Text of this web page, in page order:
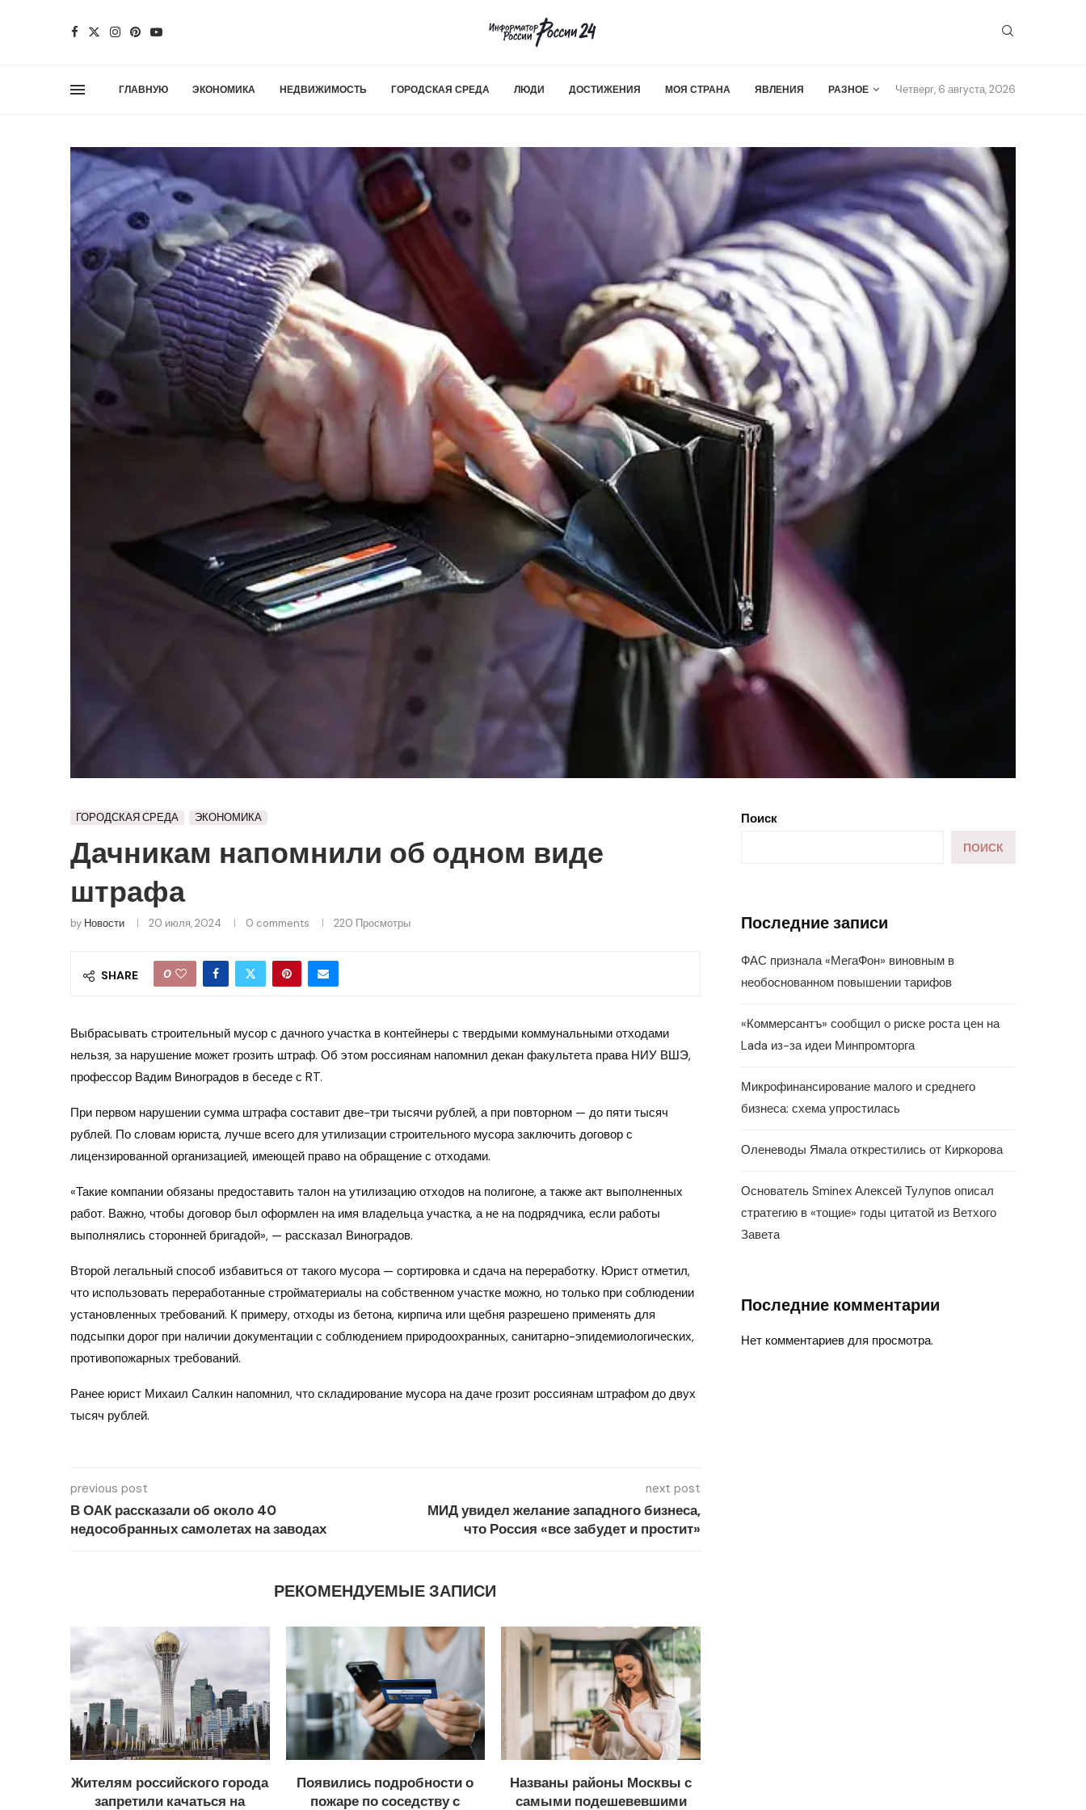
ГЛАВНУЮ ЭКОНОМИКА НЕДВИЖИМОСТЬ ГОРОДСКАЯ СРЕДА ЛЮДИ ДОСТИЖЕНИЯ МОЯ СТРАНА ЯВЛЕНИЯ РАЗНОЕ Четверг, 6 августа, 2026
ГОРОДСКАЯ СРЕДА ЭКОНОМИКА
Дачникам напомнили об одном виде
штрафа
by Новости 20 июля, 2024 0 comments 220 Просмотры
SHARE 0
Выбрасывать строительный мусор с дачного участка в контейнеры с твердыми коммунальными отходами
нельзя, за нарушение может грозить штраф. Об этом россиянам напомнил декан факультета права НИУ ВШЭ,
профессор Вадим Виноградов в беседе с RT.
При первом нарушении сумма штрафа составит две-три тысячи рублей, а при повторном — до пяти тысяч
рублей. По словам юриста, лучше всего для утилизации строительного мусора заключить договор с
лицензированной организацией, имеющей право на обращение с отходами.
«Такие компании обязаны предоставить талон на утилизацию отходов на полигоне, а также акт выполненных
работ. Важно, чтобы договор был оформлен на имя владельца участка, а не на подрядчика, если работы
выполнялись сторонней бригадой», — рассказал Виноградов.
Второй легальный способ избавиться от такого мусора — сортировка и сдача на переработку. Юрист отметил,
что использовать переработанные стройматериалы на собственном участке можно, но только при соблюдении
установленных требований. К примеру, отходы из бетона, кирпича или щебня разрешено применять для
подсыпки дорог при наличии документации с соблюдением природоохранных, санитарно-эпидемиологических,
противопожарных требований.
Ранее юрист Михаил Салкин напомнил, что складирование мусора на даче грозит россиянам штрафом до двух
тысяч рублей.
previous post
В ОАК рассказали об около 40
недособранных самолетах на заводах
next post
МИД увидел желание западного бизнеса,
что Россия «все забудет и простит»
РЕКОМЕНДУЕМЫЕ ЗАПИСИ
Жителям российского города
запретили качаться на
Появились подробности о
пожаре по соседству с
Названы районы Москвы с
самыми подешевевшими
Поиск
ПОИСК
Последние записи
ФАС признала «МегаФон» виновным в
необоснованном повышении тарифов
«Коммерсантъ» сообщил о риске роста цен на
Lada из-за идеи Минпромторга
Микрофинансирование малого и среднего
бизнеса: схема упростилась
Оленеводы Ямала открестились от Киркорова
Основатель Sminex Алексей Тулупов описал
стратегию в «тощие» годы цитатой из Ветхого
Завета
Последние комментарии
Нет комментариев для просмотра.